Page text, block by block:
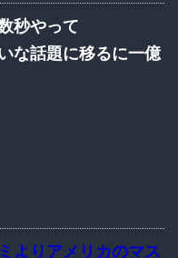
秒やって
な話題に移るに一億
よりアメリカのマス